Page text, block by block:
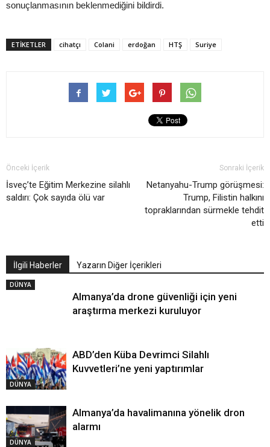
sonuçlanmasının beklenmediğini bildirdi.
ETIKETLER cihatçı Colani erdoğan HTŞ Suriye
Önceki İçerik
İsveç’te Eğitim Merkezine silahlı
saldırı: Çok sayıda ölü var
Sonraki İçerik
Netanyahu-Trump görüşmesi:
Trump, Filistin halkını
topraklarından sürmekle tehdit
etti
İlgili Haberler Yazarın Diğer İçerikleri
DÜNYA
Almanya’da drone güvenliği için yeni
araştırma merkezi kuruluyor
DÜNYA
ABD’den Küba Devrimci Silahlı
Kuvvetleri’ne yeni yaptırımlar
DÜNYA
Almanya’da havalimanına yönelik dron
alarmı